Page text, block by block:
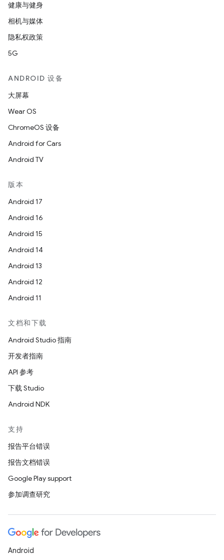
健康与健身
相机与媒体
隐私权政策
5G
ANDROID 设备
大屏幕
Wear OS
ChromeOS 设备
Android for Cars
Android TV
版本
Android 17
Android 16
Android 15
Android 14
Android 13
Android 12
Android 11
文档和下载
Android Studio 指南
开发者指南
API 参考
下载 Studio
Android NDK
支持
报告平台错误
报告文档错误
Google Play support
参加调查研究
Android